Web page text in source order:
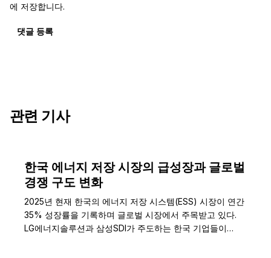
에 저장합니다.
댓글 등록
관련 기사
한국 에너지 저장 시장의 급성장과 글로벌
경쟁 구도 변화
2025년 현재 한국의 에너지 저장 시스템(ESS) 시장이 연간
35% 성장률을 기록하며 글로벌 시장에서 주목받고 있다.
LG에너지솔루션과 삼성SDI가 주도하는 한국 기업들이…